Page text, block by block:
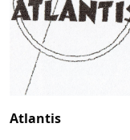
Atlantis